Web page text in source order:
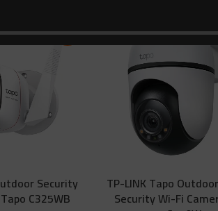
TP-LINK Tapo
Security Wi-Fi
-4%
Security
C325WB